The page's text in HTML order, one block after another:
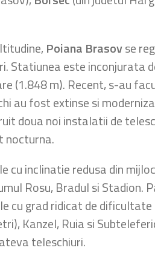
Poiana Brasovse
Statiunea este inconjurata
(1.848 m). Recent, s-au
au fost extinse si
doua noi instalatii de
nocturna.
cu inclinatie redusa din
Rosu, Bradul si Stadion.
cu grad ridicat de
Kanzel, Ruia si
teleschiuri.